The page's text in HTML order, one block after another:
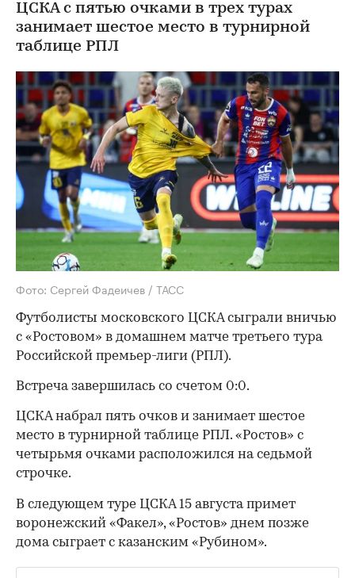
ЦСКА с пятью очками в трех турах
занимает шестое место в турнирной
таблице РПЛ
Фото: Сергей Фадеичев / ТАСС
Футболисты московского ЦСКА сыграли вничью
с «Ростовом» в домашнем матче третьего тура
Российской премьер-лиги (РПЛ).
Встреча завершилась со счетом 0:0.
ЦСКА набрал пять очков и занимает шестое
место в турнирной таблице РПЛ. «Ростов» с
четырьмя очками расположился на седьмой
строчке.
В следующем туре ЦСКА 15 августа примет
воронежский «Факел», «Ростов» днем позже
дома сыграет с казанским «Рубином».